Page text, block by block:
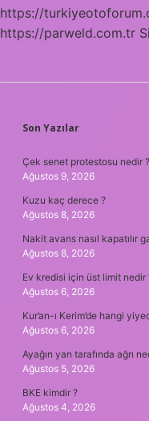
https://
https://parweld.com.tr
SIDEBAR
Son Yazılar
Çek senet protestosu nedir ?
Ağustos 9, 2026
Kuzu kaç derece ?
Ağustos 8, 2026
Nakit avans nasıl kapatılır
Ağustos 8, 2026
Ev kredisi için üst limit nedir
Ağustos 6, 2026
Kur’an-ı Kerim’de hangi
Ağustos 6, 2026
Ayağın yan tarafında ağrı
Ağustos 5, 2026
BKE kimdir ?
Ağustos 4, 2026